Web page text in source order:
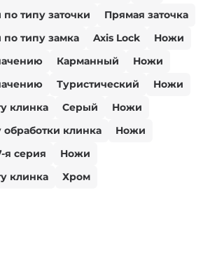
типу заточки
Прямая заточка
типу замка Axis Lock
Ножи
Карманный
Ножи
Туристический
Ножи
клинка
Серый
Ножи
клинка
Ножи
я серия
Ножи
клинка
Хром